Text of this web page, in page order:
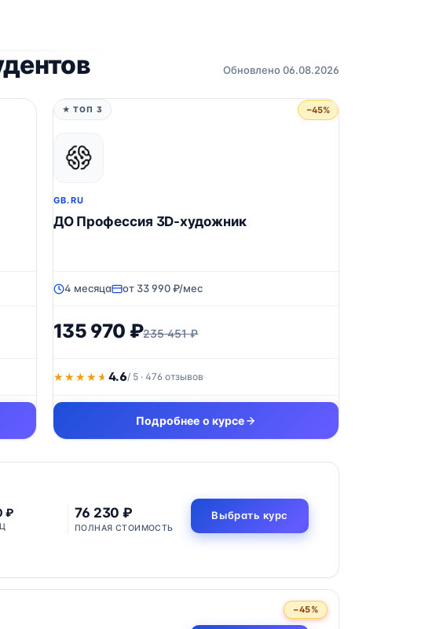
Обновлено 06.08.2026
★ ТОП 3 −45%
GB.RU
ДО Профессия 3D-художник
4 месяца от 33 990 ₽/мес
135 970 ₽235 451 ₽
★★★★★
★★★★★ 4.6/ 5 · 476 отзывов
Подробнее о курсе
₽ 76 230 ₽
ПОЛНАЯ СТОИМОСТЬ
Выбрать курс
−45%